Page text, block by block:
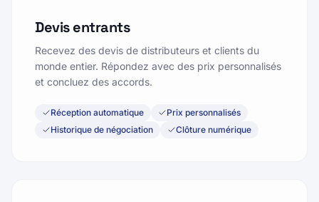
Devis entrants
Recevez des devis de distributeurs et clients du
monde entier. Répondez avec des prix personnalisés
et concluez des accords.
Réception automatique
Prix personnalisés
Historique de négociation
Clôture numérique